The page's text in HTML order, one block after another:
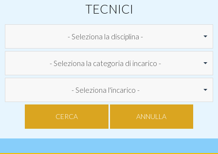
TECNICI
- Seleziona la disciplina -
- Seleziona la categoria di incarico -
- Seleziona l'incarico -
CERCA ANNULLA